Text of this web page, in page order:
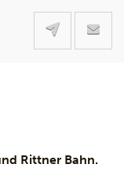
Rittner Bahn.